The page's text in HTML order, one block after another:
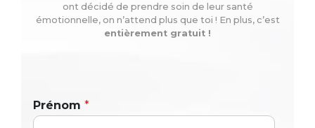
ont décidé de prendre soin de leur santé
émotionnelle, on n’attend plus que toi ! En plus, c’est
entièrement gratuit !
Prénom *